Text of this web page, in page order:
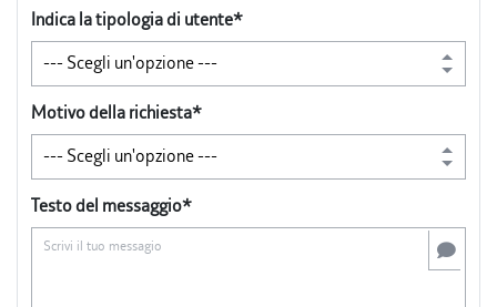
Indica la tipologia di utente*
Motivo della richiesta*
Testo del messaggio*